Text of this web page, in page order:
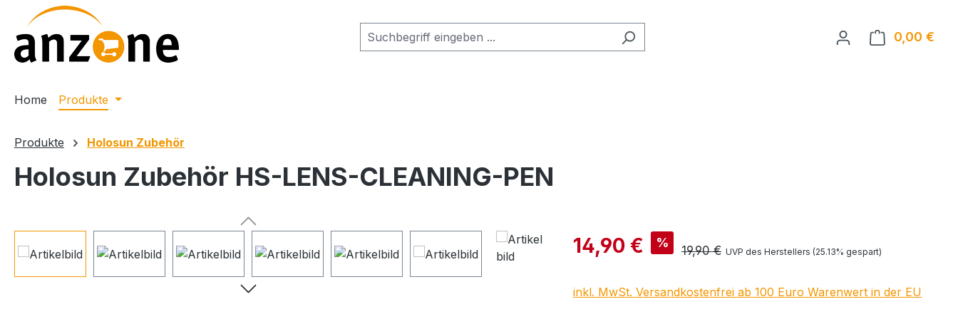
Hauptinhalt springen
Zur Suche springen
Zur Hauptnavigation springen
0,00 €
Home Produkte
Produkte Holosun Zubehör
Holosun Zubehör HS-LENS-CLEANING-PEN
Verkaufspreis:
14,90 € % Regulärer Preis:
19,90 € UVP des Herstellers (25.13% gespart)
inkl. MwSt. Versandkostenfrei ab 100 Euro Warenwert in der EU